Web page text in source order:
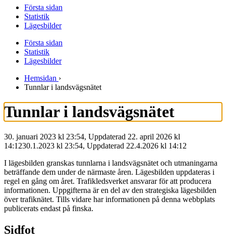
Första sidan
Statistik
Lägesbilder
Första sidan
Statistik
Lägesbilder
Hemsidan ›
Tunnlar i landsvägsnätet
Tunnlar i landsvägsnätet
30. januari 2023 kl 23:54, Uppdaterad 22. april 2026 kl
14:1230.1.2023 kl 23:54, Uppdaterad 22.4.2026 kl 14:12
I lägesbilden granskas tunnlarna i landsvägsnätet och utmaningarna
beträffande dem under de närmaste åren. Lägesbilden uppdateras i
regel en gång om året. Trafikledsverket ansvarar för att producera
informationen. Uppgifterna är en del av den strategiska lägesbilden
över trafiknätet. Tills vidare har informationen på denna webbplats
publicerats endast på finska.
Sidfot